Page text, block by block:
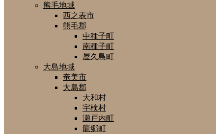
熊毛地域
西之表市
熊毛郡
中種子町
南種子町
屋久島町
大島地域
奄美市
大島郡
大和村
宇検村
瀬戸内町
龍郷町